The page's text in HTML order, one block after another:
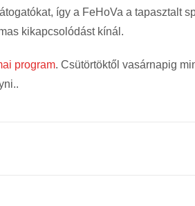
így a FeHoVa a tapasztalt
kikapcsolódást kínál.
program. Csütörtöktől vasárnapig